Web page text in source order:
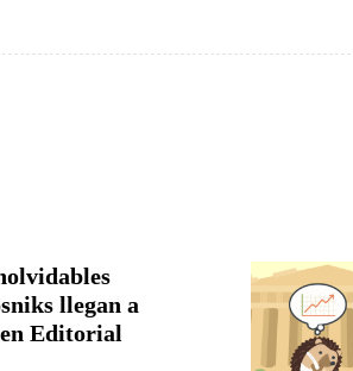
llegan a
Editorial